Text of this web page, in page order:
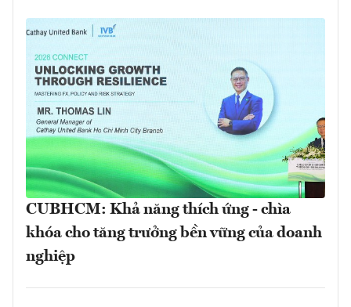
CUBHCM: Khả năng thích ứng - chìa
khóa cho tăng trưởng bền vững của doanh
nghiệp